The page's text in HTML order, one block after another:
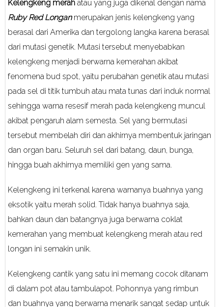
Kelengkeng merah atau yang juga dikenal dengan nama
Ruby Red Longanmerupakan jenis kelengkeng yang
berasal dari Amerika dan tergolong langka karena berasal
dari mutasi genetik. Mutasi tersebut menyebabkan
kelengkeng menjadi berwarna kemerahan akibat
fenomena bud spot, yaitu perubahan genetik atau mutasi
pada sel di titik tumbuh atau mata tunas dari induk normal
sehingga warna resesif merah pada kelengkeng muncul
akibat pengaruh alam semesta. Sel yang bermutasi
tersebut membelah diri dan akhirnya membentuk jaringan
dan organ baru. Seluruh sel dari batang, daun, bunga,
hingga buah akhirnya memiliki gen yang sama.
Kelengkeng ini terkenal karena warnanya buahnya yang
eksotik yaitu merah solid. Tidak hanya buahnya saja,
bahkan daun dan batangnya juga berwarna coklat
kemerahan yang membuat kelengkeng merah atau red
longan ini semakin unik.
Kelengkeng cantik yang satu ini memang cocok ditanam
di dalam pot atau tambulapot. Pohonnya yang rimbun
dan buahnya yang berwarna menarik sangat sedap untuk